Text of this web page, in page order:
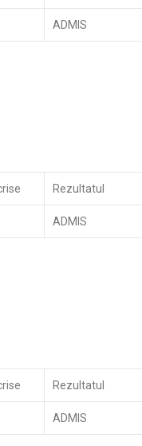
ADMIS
Rezultatul
ADMIS
Rezultatul
ADMIS